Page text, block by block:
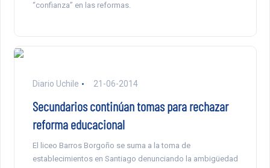
“confianza” en las reformas.
Diario Uchile 21-06-2014
Secundarios continúan tomas para rechazar
reforma educacional
El liceo Barros Borgoño se suma a la toma de
establecimientos en Santiago denunciando la ambigüedad